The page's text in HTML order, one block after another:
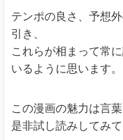
テンポの良さ、予想
引き、
これらが相まって常
いるように思います。
この漫画の魅力は言
是非試し読みしてみて